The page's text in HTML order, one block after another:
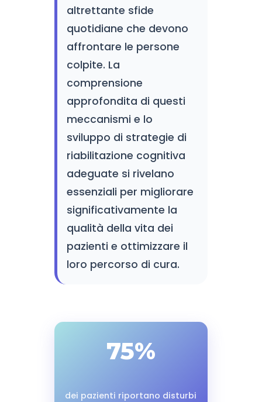
altrettante sfide
quotidiane che devono
affrontare le persone
colpite. La
comprensione
approfondita di questi
meccanismi e lo
sviluppo di strategie di
riabilitazione cognitiva
adeguate si rivelano
essenziali per migliorare
significativamente la
qualità della vita dei
pazienti e ottimizzare il
loro percorso di cura.
75%
dei pazienti riportano disturbi